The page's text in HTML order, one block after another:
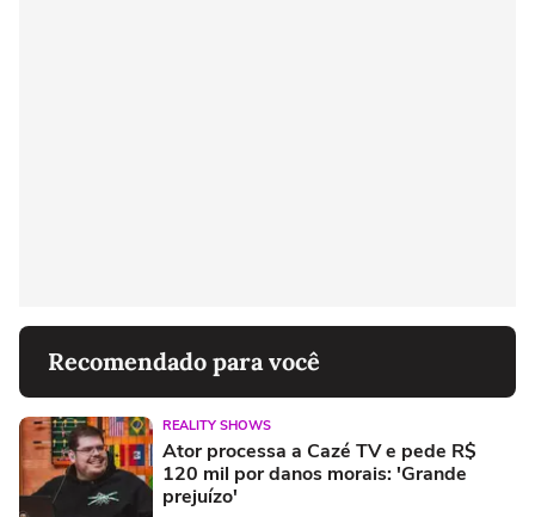
Recomendado para você
REALITY SHOWS
Ator processa a Cazé TV e pede R$
120 mil por danos morais: 'Grande
prejuízo'